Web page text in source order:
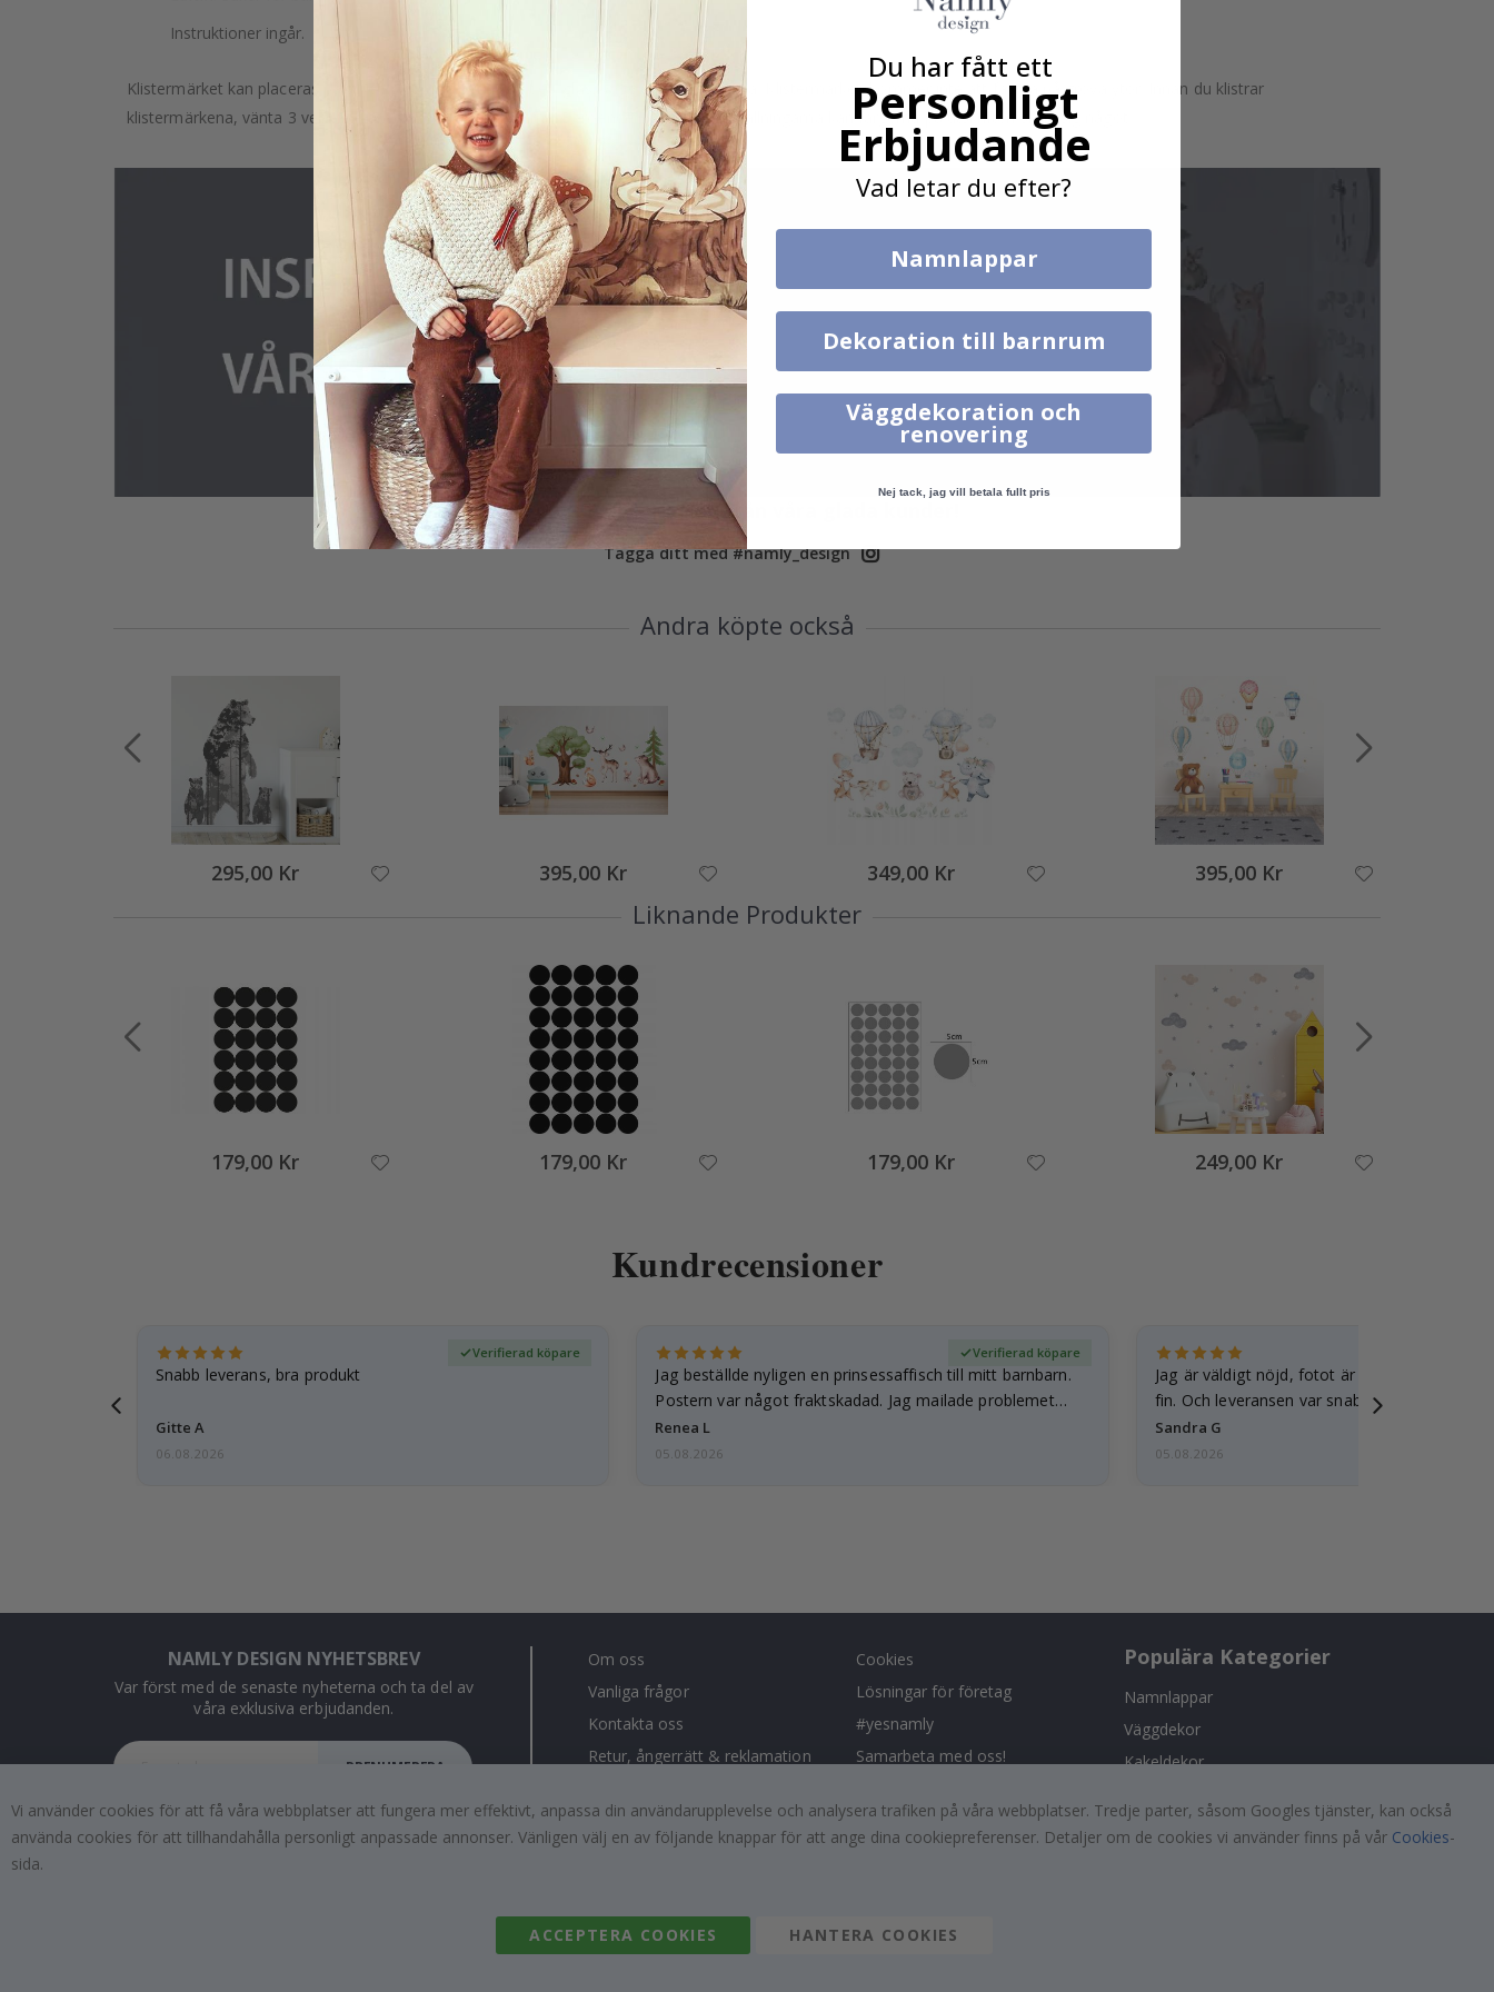
Instruktioner ingår.
Klistermärket kan placeras på vilken slät yta som helst, t.ex. glas, vägg eller möbelskiva. Klistermärken kommer inte att fastna på grova ytor. Innan du klistrar
klistermärkena, vänta 3 veckor efter att du målat väggarna. Beroende på monitorinställningarna kan färgerna på utskriften skilja sig något.
Verklig inspiration från våra glada kunder!
Tagga ditt med #namly_design
Andra köpte också
295,00 Kr 395,00 Kr 349,00 Kr 395,00 Kr
Liknande Produkter
179,00 Kr 179,00 Kr 179,00 Kr 249,00 Kr
Kundrecensioner
Snabb leverans, bra produkt
Gitte A
Verifierad köpare
06.08.2026
Jag beställde nyligen en prinsessaffisch till mitt barnbarn.
Postern var något fraktskadad. Jag mailade problemet
och…
Renea L
Verifierad köpare
05.08.2026
Jag är väldigt nöjd, fotot är välgjort och
fin. Och leveransen var snabb.
Sandra G
05.08.2026
NAMLY DESIGN NYHETSBREV
Var först med de senaste nyheterna och ta del av
våra exklusiva erbjudanden.
PRENUMERERA
Om oss
Vanliga frågor
Kontakta oss
Retur, ångerrätt & reklamation
Inspiration
Cookies
Lösningar för företag
#yesnamly
Samarbeta med oss!
Instruktioner
Populära Kategorier
Namnlappar
Väggdekor
Kakeldekor
Klistermärken
Vi använder cookies för att få våra webbplatser att fungera mer effektivt, anpassa din användarupplevelse och analysera trafiken på våra webbplatser. Tredje parter, såsom Googles tjänster, kan också
använda cookies för att tillhandahålla personligt anpassade annonser. Vänligen välj en av följande knappar för att ange dina cookiepreferenser. Detaljer om de cookies vi använder finns på vår Cookies-
sida.
ACCEPTERA COOKIES HANTERA COOKIES
Du har fått ett
Personligt
Erbjudande
Vad letar du efter?
Namnlappar
Dekoration till barnrum
Väggdekoration och
renovering
Nej tack, jag vill betala fullt pris